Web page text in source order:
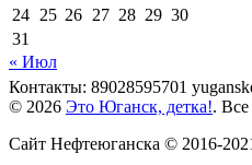
24 25 26 27 28 29 30
31
« Июл
Контакты: 89028595701
© 2026 Это Юганск, детка!.
Сайт Нефтеюганска © 2016-